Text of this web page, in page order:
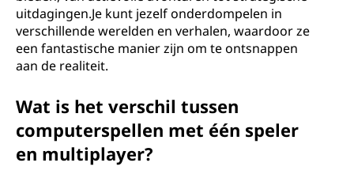
uitdagingen.Je kunt jezelf onderdompelen in
verschillende werelden en verhalen, waardoor ze
een fantastische manier zijn om te ontsnappen
aan de realiteit.
Wat is het verschil tussen
computerspellen met één speler
en multiplayer?